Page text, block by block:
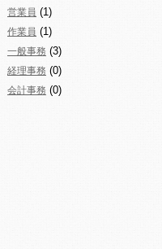
営業員 (1)
作業員 (1)
一般事務 (3)
経理事務 (0)
会計事務 (0)